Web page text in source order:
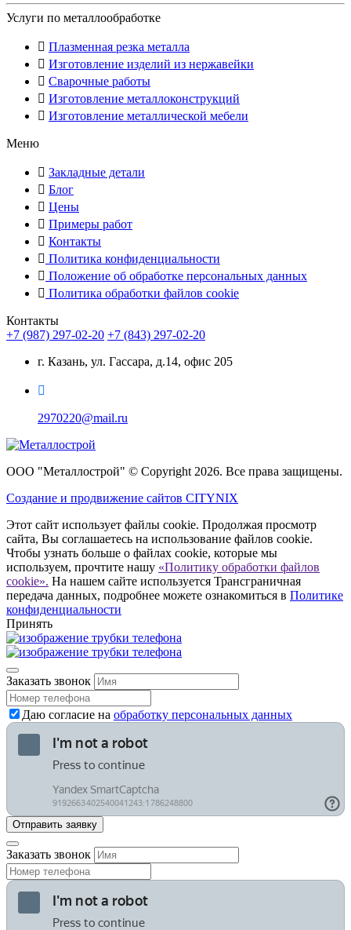
Услуги по металлообработке
Плазменная резка металла
Изготовление изделий из нержавейки
Сварочные работы
Изготовление металлоконструкций
Изготовление металлической мебели
Меню
Закладные детали
Блог
Цены
Примеры работ
Контакты
Политика конфиденциальности
Положение об обработке персональных данных
Политика обработки файлов cookie
Контакты
+7 (987) 297-02-20 +7 (843) 297-02-20
г. Казань, ул. Гассара, д.14, офис 205
2970220@mail.ru
ООО "Металлострой" © Copyright 2026. Все права защищены.
Создание и продвижение сайтов CITYNIX
Этот сайт использует файлы cookie. Продолжая просмотр
сайта, Вы соглашаетесь на использование файлов cookie.
Чтобы узнать больше о файлах cookie, которые мы
используем, прочтите нашу «Политику обработки файлов
cookie». На нашем сайте используется Трансграничная
передача данных, подробнее можете ознакомиться в Политике
конфиденциальности
Принять
Заказать звонок
Даю согласие на обработку персональных данных
Заказать звонок